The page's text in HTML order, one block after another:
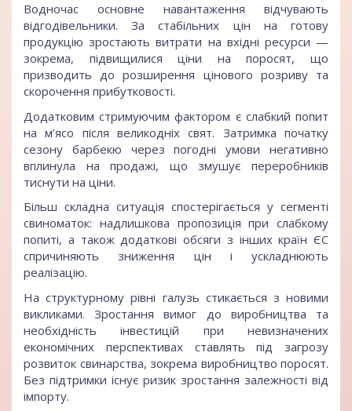
Водночас основне навантаження відчувають
відгодівельники. За стабільних цін на готову
продукцію зростають витрати на вхідні ресурси —
зокрема, підвищилися ціни на поросят, що
призводить до розширення цінового розриву та
скорочення прибутковості.
Додатковим стримуючим фактором є слабкий попит
на м’ясо після великодніх свят. Затримка початку
сезону барбекю через погодні умови негативно
вплинула на продажі, що змушує переробників
тиснути на ціни.
Більш складна ситуація спостерігається у сегменті
свиноматок: надлишкова пропозиція при слабкому
попиті, а також додаткові обсяги з інших країн ЄС
спричиняють зниження цін і ускладнюють
реалізацію.
На структурному рівні галузь стикається з новими
викликами. Зростання вимог до виробництва та
необхідність інвестицій при невизначених
економічних перспективах ставлять під загрозу
розвиток свинарства, зокрема виробництво поросят.
Без підтримки існує ризик зростання залежності від
імпорту.